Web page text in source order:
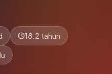
18.2 tahun